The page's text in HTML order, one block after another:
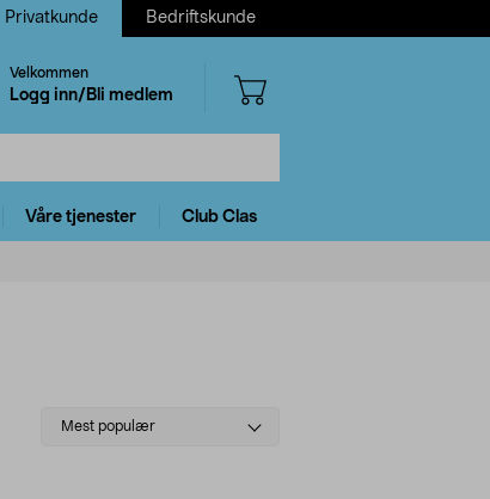
Privatkunde Bedriftskunde
Velkommen
Logg inn/Bli medlem
Våre tjenester Club Clas
Select
Mest populær